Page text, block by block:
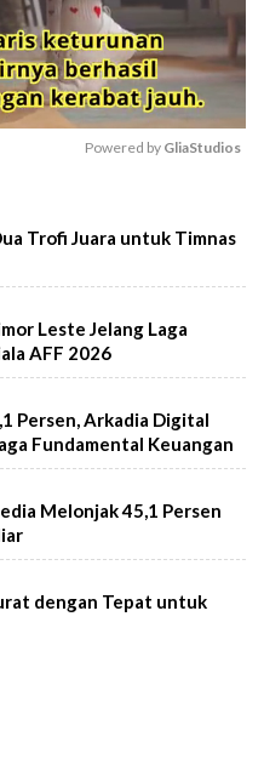
Powered by GliaStudios
Trofi Juara untuk Timnas
Leste Jelang Laga
AFF 2026
Persen, Arkadia Digital
Fundamental Keuangan
Melonjak 45,1 Persen
dengan Tepat untuk